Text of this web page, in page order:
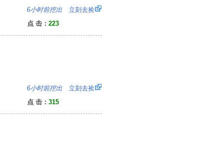
6小时前挖出 立刻去捡
点 击： 223
6小时前挖出 立刻去捡
点 击： 315